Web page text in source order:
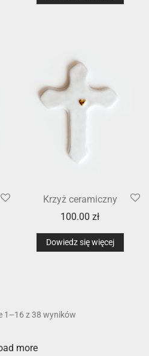
Krzyż ceramiczny
100.00 zł
Dowiedz się więcej
1–16 z 38 wyników
more